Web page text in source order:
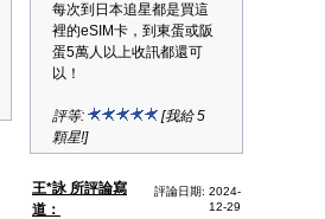
每次到日本追星都是買這
裡的eSIM卡，到東蛋或阪
蛋5萬人以上收訊都還可
以！
評等:
[我給 5
顆星!]
王*詠 所評論寫
道：
評論日期: 2024-
12-29